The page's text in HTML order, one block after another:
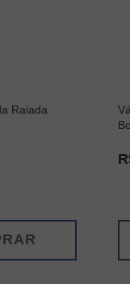
Raiada